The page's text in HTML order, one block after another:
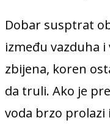
Dobar susptrat
između vazduha i
zbijena, koren
da truli. Ako je
voda brzo prolazi